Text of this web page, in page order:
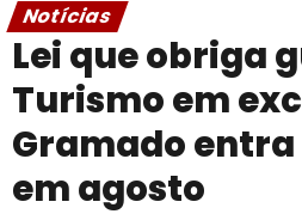
Notícias
Lei que obriga
Turismo em
Gramado
em agosto